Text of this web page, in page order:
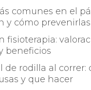
comunes en el
y cómo prevenirlas
fisioterapia:
beneficios
de rodilla al correr:
y que hacer